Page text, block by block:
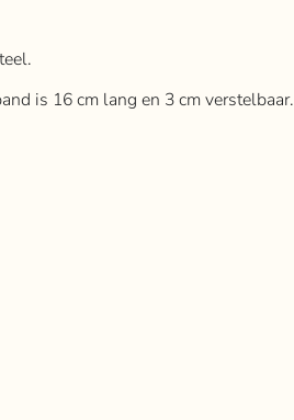
is 16 cm lang en 3 cm verstelbaar.